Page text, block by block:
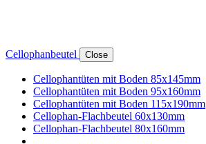
Cellophanbeutel Close
Cellophantüten mit Boden 85x145mm
Cellophantüten mit Boden 95x160mm
Cellophantüten mit Boden 115x190mm
Cellophan-Flachbeutel 60x130mm
Cellophan-Flachbeutel 80x160mm